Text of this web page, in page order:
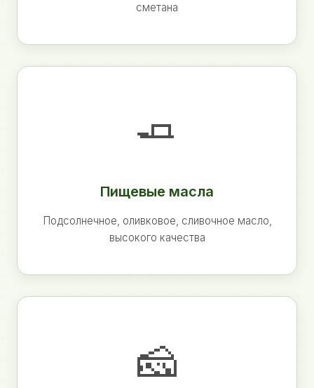
сметана
🧈
Пищевые масла
Подсолнечное, оливковое, сливочное масло,
высокого качества
🧀